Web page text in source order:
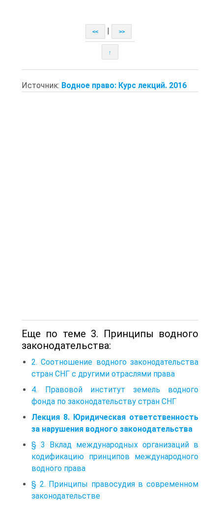
<< >>
↑
Источник: Водное право: Курс лекций. 2016
Еще по теме 3. Принципы водного
законодательства:
2. Соотношение водного законодательства
стран СНГ с другими отраслями права
4. Правовой институт земель водного
фонда по законодательству стран СНГ
Лекция 8. Юридическая ответственность
за нарушения водного законодательства
§ 3 Вклад международных организаций в
кодификацию принципов международного
водного права
§ 2. Принципы правосудия в современном
законодательстве